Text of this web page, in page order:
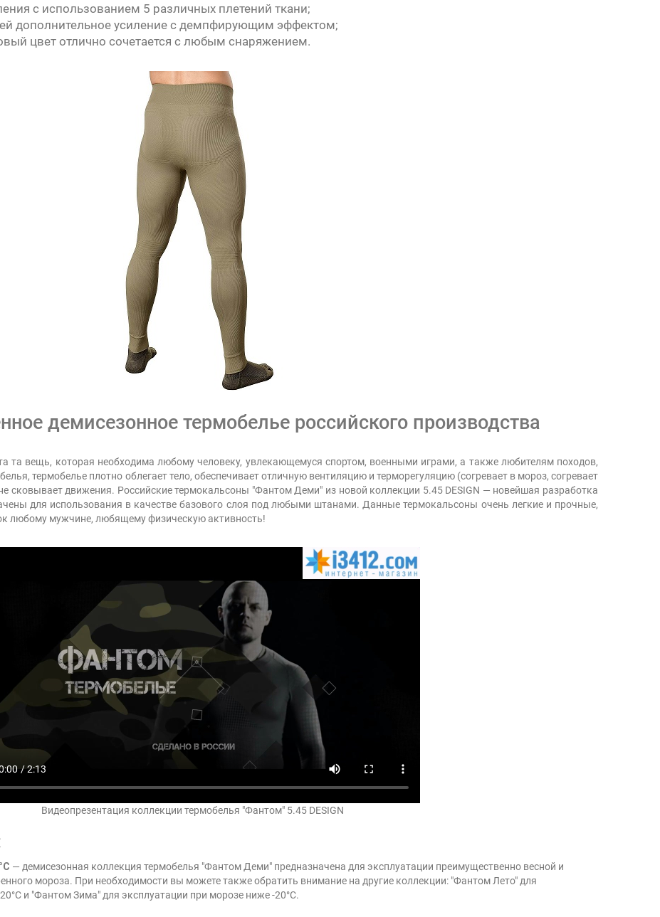
с использованием 5 различных плетений ткани;
дополнительное усиление с демпфирующим эффектом;
цвет отлично сочетается с любым снаряжением.
демисезонное термобелье российского производства
та вещь, которая необходима любому человеку, увлекающемуся спортом, военными играми, а также любителям походов,
термобелье плотно облегает тело, обеспечивает отличную вентиляцию и терморегуляцию (согревает в мороз, согревает
движения. Российские термокальсоны "Фантом Деми" из новой коллекции 5.45 DESIGN — новейшая разработка
для использования в качестве базового слоя под любыми штанами. Данные термокальсоны очень легкие и прочные,
любому мужчине, любящему физическую активность!
Видеопрезентация коллекции термобелья "Фантом" 5.45 DESIGN
— демисезонная коллекция термобелья "Фантом Деми" предназначена для эксплуатации преимущественно весной и
мороза. При необходимости вы можете также обратить внимание на другие коллекции: "Фантом Лето" для
и "Фантом Зима" для эксплуатации при морозе ниже -20°C.